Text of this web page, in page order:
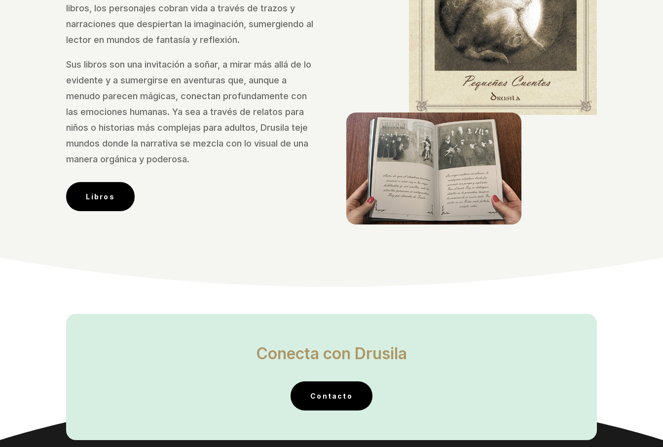
libros, los personajes cobran vida a través de trazos y
narraciones que despiertan la imaginación, sumergiendo al
lector en mundos de fantasía y reflexión.
Sus libros son una invitación a soñar, a mirar más allá de lo
evidente y a sumergirse en aventuras que, aunque a
menudo parecen mágicas, conectan profundamente con
las emociones humanas. Ya sea a través de relatos para
niños o historias más complejas para adultos, Drusila teje
mundos donde la narrativa se mezcla con lo visual de una
manera orgánica y poderosa.
Libros
Conecta con Drusila
Contacto